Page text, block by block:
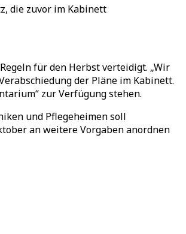
die zuvor im Kabinett
für den Herbst verteidigt. „Wir
der Pläne im Kabinett.
zur Verfügung stehen.
und Pflegeheimen soll
an weitere Vorgaben anordnen